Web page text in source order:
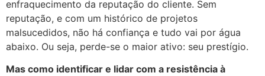
enfraquecimento da reputação do cliente. Sem
reputação, e com um histórico de projetos
malsucedidos, não há confiança e tudo vai por água
abaixo. Ou seja, perde-se o maior ativo: seu prestígio.
Mas como identificar e lidar com a resistência à